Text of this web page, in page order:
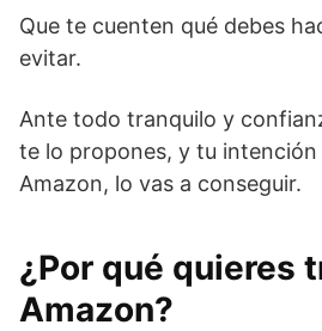
Que te cuenten qué debes
evitar.
Ante todo tranquilo y
te lo propones, y tu intención
Amazon, lo vas a conseguir.
¿Por qué quieres
Amazon?